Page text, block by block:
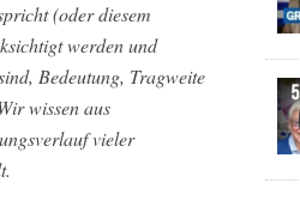
(oder diesem
werden und
Bedeutung, Tragweite
wissen aus
vieler